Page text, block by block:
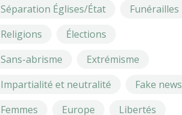
Séparation Églises/État
Funérailles
Religions
Élections
Sans-abrisme
Extrémisme
Impartialité et neutralité
Fake news
Femmes
Europe
Libertés